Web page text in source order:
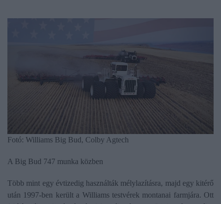
Fotó: Williams Big Bud, Colby Agtech
A Big Bud 747 munka közben
Több mint egy évtizedig használták mélylazításra, majd egy kitérő
után 1997-ben került a Williams testvérek montanai farmjára. Ott